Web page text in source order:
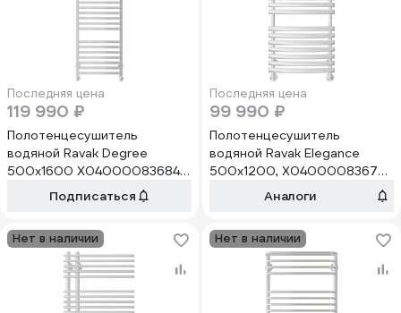
Последняя цена
119 990 ₽
Полотенцесушитель
водяной Ravak Degree
500x1600 X04000083684
00000073739
Подписаться
Последняя цена
99 990 ₽
Полотенцесушитель
водяной Ravak Elegance
500х1200, X04000083677
00000073754
Аналоги
Нет в наличии Нет в наличии